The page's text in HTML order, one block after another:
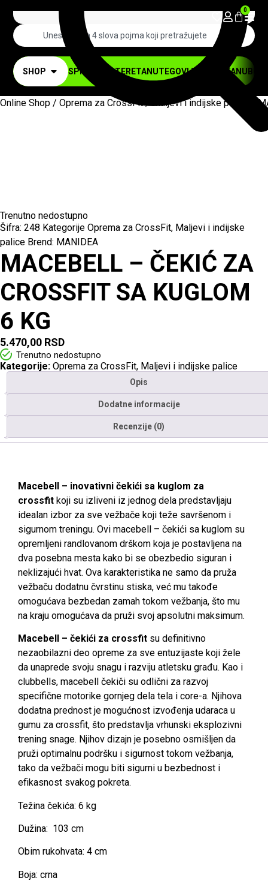
0
SHOP SPRAVE ZA TERETANUTEGOVI ZA TERETANU
Online Shop / Oprema za CrossFit/ Maljevi i indijske palice /
Trenutno nedostupno
Šifra: 248 Kategorije Oprema za CrossFit, Maljevi i indijske
palice Brend: MANIDEA
MACEBELL – ČEKIĆ ZA
CROSSFIT SA KUGLOM
6 KG
5.470,00 RSD
Trenutno nedostupno
Kategorije: Oprema za CrossFit, Maljevi i indijske palice
Opis
Dodatne informacije
Recenzije (0)
Macebell – inovativni čekići sa kuglom za
crossfit koji su izliveni iz jednog dela predstavljaju
idealan izbor za sve vežbače koji teže savršenom i
sigurnom treningu. Ovi macebell – čekići sa kuglom su
opremljeni randlovanom drškom koja je postavljena na
dva posebna mesta kako bi se obezbedio siguran i
neklizajući hvat. Ova karakteristika ne samo da pruža
vežbaču dodatnu čvrstinu stiska, već mu takođe
omogućava bezbedan zamah tokom vežbanja, što mu
na kraju omogućava da pruži svoj apsolutni maksimum.
Macebell – čekići za crossfit su definitivno
nezaobilazni deo opreme za sve entuzijaste koji žele
da unaprede svoju snagu i razviju atletsku građu. Kao i
clubbells, macebell čekiči su odlični za razvoj
specifične motorike gornjeg dela tela i core-a. Njihova
dodatna prednost je mogućnost izvođenja udaraca u
gumu za crossfit, što predstavlja vrhunski eksplozivni
trening snage. Njihov dizajn je posebno osmišljen da
pruži optimalnu podršku i sigurnost tokom vežbanja,
tako da vežbači mogu biti sigurni u bezbednost i
efikasnost svakog pokreta.
Težina čekića: 6 kg
Dužina: 103 cm
Obim rukohvata: 4 cm
Boja: crna